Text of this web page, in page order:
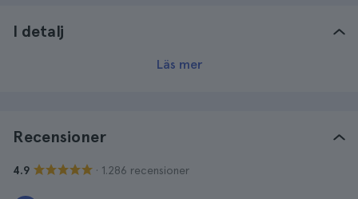
I detalj
Läs mer
Recensioner
4.9 · 1.286 recensioner